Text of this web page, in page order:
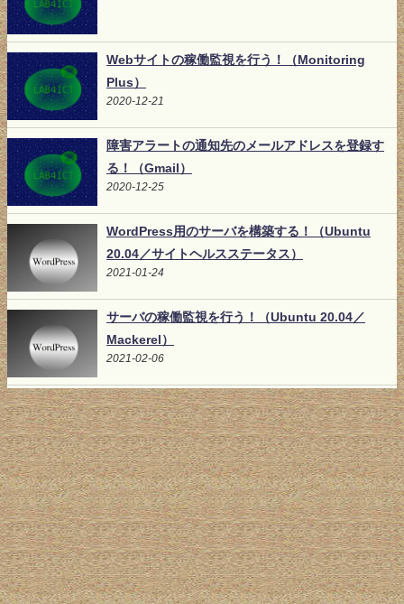
Webサイトの稼働監視を行う！（Monitoring
Plus）
2020-12-21
障害アラートの通知先のメールアドレスを登録す
る！（Gmail）
2020-12-25
WordPress用のサーバを構築する！（Ubuntu
20.04／サイトヘルスステータス）
2021-01-24
サーバの稼働監視を行う！（Ubuntu 20.04／
Mackerel）
2021-02-06